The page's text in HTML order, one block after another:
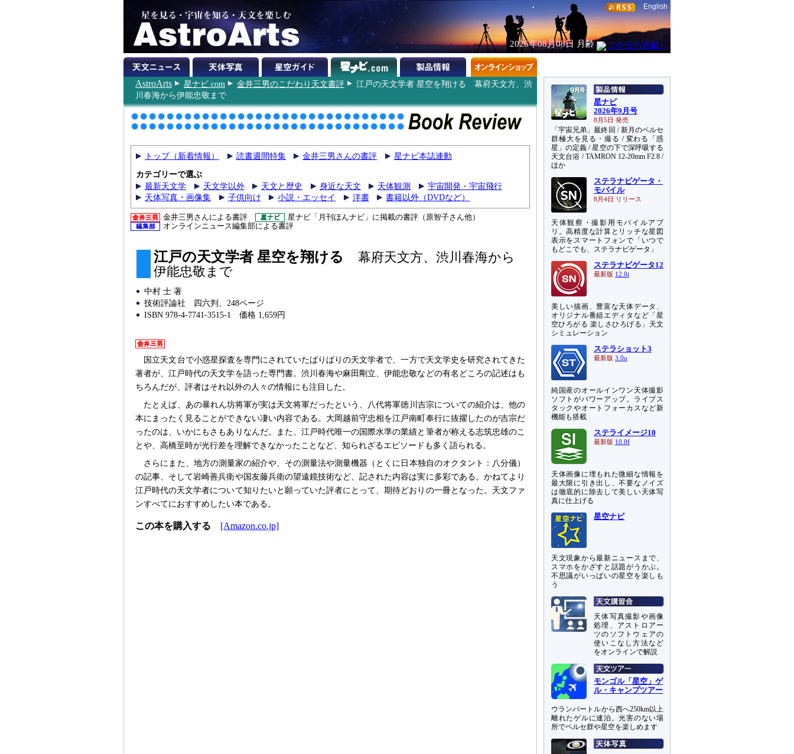
English
2026年08月08日 月齢
AstroArts 星ナビ.com 金井三男のこだわり天文書評
江戸の天文学者 星空を翔ける 幕府天文方、渋
川春海から伊能忠敬まで
トップ（新着情報） 読書週間特集 金井三男さんの書評 星ナビ本誌連動
カテゴリーで選ぶ
最新天文学
天文学以外 天文と歴史 身近な天文 天体観測
宇宙開発・宇宙飛行
天体写真・画像集
子供向け 小説・エッセイ 洋書 書籍以外（DVDなど）
金井三男さんによる書評
星ナビ「月刊ほんナビ」に掲載の書評（原智子さん他）
オンラインニュース編集部による書評
江戸の天文学者 星空を翔ける 幕府天文方、渋川春海から
伊能忠敬まで
中村 士 著
技術評論社
四六判、248ページ
ISBN 978-4-7741-3515-1
価格 1,659円
国立天文台で小惑星探査を専門にされていたばりばりの天文学者で、一方で天文学史を研究されてきた
著者が、江戸時代の天文学を語った専門書。渋川春海や麻田剛立、伊能忠敬などの有名どころの記述はも
ちろんだが、評者はそれ以外の人々の情報にも注目した。
たとえば、あの暴れん坊将軍が実は天文将軍だったという、八代将軍徳川吉宗についての紹介は、他の
本にまったく見ることができない凄い内容である。大岡越前守忠相を江戸南町奉行に抜擢したのが吉宗だ
ったのは、いかにもさもありなんだ。また、江戸時代唯一の国際水準の業績と筆者が称える志筑忠雄のこ
とや、高橋至時が光行差を理解できなかったことなど、知られざるエピソードも多く語られる。
さらにまた、地方の測量家の紹介や、その測量法や測量機器（とくに日本独自のオクタント：八分儀）
の記事、そして岩崎善兵衛や国友藤兵衛の望遠鏡技術など、記された内容は実に多彩である。かねてより
江戸時代の天文学者について知りたいと願っていた評者にとって、期待どおりの一冊となった。天文ファ
ンすべてにおすすめしたい本である。
この本を購入する [Amazon.co.jp]
星ナビ
2026年9月号
8月5日 発売
「宇宙兄弟」最終回 / 新月のペルセ
群極大を見る・撮る / 変わる「惑
星」の定義 / 星空の下で深呼吸する
天文台浴 / TAMRON 12-20mm F2.8 /
ほか
ステラナビゲータ・
モバイル
8月4日 リリース
天体観察・撮影用モバイルアプ
リ。高精度な計算とリッチな星図
表示をスマートフォンで「いつで
もどこでも、ステラナビゲータ」
ステラナビゲータ12
最新版 12.0i
美しい描画、豊富な天体データ、
オリジナル番組エディタなど「星
空ひろがる 楽しさひろげる」天文
シミュレーション
ステラショット3
最新版 3.0o
純国産のオールインワン天体撮影
ソフトがパワーアップ。ライブス
タックやオートフォーカスなど新
機能も搭載
ステライメージ10
最新版 10.0f
天体画像に埋もれた微細な情報を
最大限に引き出し、不要なノイズ
は徹底的に除去して美しい天体写
真に仕上げる
星空ナビ
天文現象から最新ニュースまで、
スマホをかざすと話題がうかぶ。
不思議がいっぱいの星空を楽しも
う
天体写真撮影や画像
処理、アストロアー
ツのソフトウェアの
使いこなし方法など
をオンラインで解説
モンゴル「星空」ゲ
ル・キャンプツアー
ウランバートルから西へ250km以上
離れたゲルに連泊。光害のない場
所でペルセ群や星空を楽しめます